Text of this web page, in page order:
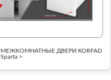
МЕЖКОМНАТНЫЕ ДВЕРИ KORFAD
Sparta >